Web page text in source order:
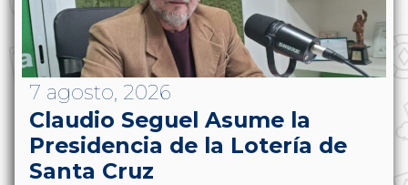
7 agosto, 2026
Claudio Seguel Asume la
Presidencia de la Lotería de
Santa Cruz